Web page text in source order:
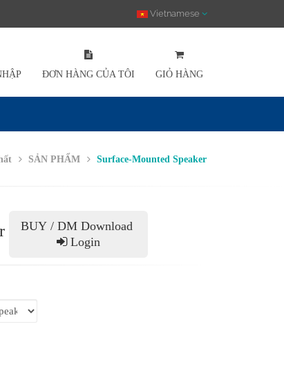
Vietnamese
ĐƠN HÀNG CỦA TÔI GIỎ HÀNG
SẢN PHẨM Surface-Mounted Speaker
BUY / DM Download
Login